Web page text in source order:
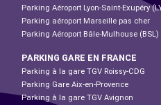
Parking Aéroport Lyon-Saint-Exupéry
Parking aéroport Marseille pas cher
Parking Aéroport Bâle-Mulhouse (BSL)
PARKING GARE EN FRANCE
Parking à la gare TGV Roissy-CDG
Parking Gare Aix-en-Provence
Parking à la gare TGV Avignon